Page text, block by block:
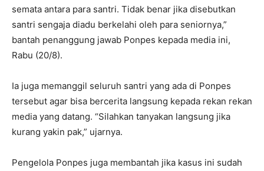
semata antara para santri. Tidak benar jika disebutkan
santri sengaja diadu berkelahi oleh para seniornya,”
bantah penanggung jawab Ponpes kepada media ini,
Rabu (20/8).
Ia juga memanggil seluruh santri yang ada di Ponpes
tersebut agar bisa bercerita langsung kepada rekan rekan
media yang datang. “Silahkan tanyakan langsung jika
kurang yakin pak,” ujarnya.
Pengelola Ponpes juga membantah jika kasus ini sudah